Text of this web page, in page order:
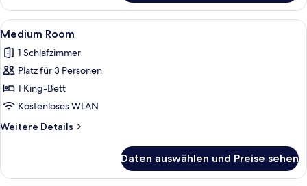
Room
Alle
Fotos
für
Medium
Room
anzeigen
Ein Wohnzimmer mit einem
6
Medium Room
1 Schlafzimmer
Platz für 3 Personen
1 King-Bett
Kostenloses WLAN
Weitere Details
Weitere
Room
Daten auswählen und Preise sehen